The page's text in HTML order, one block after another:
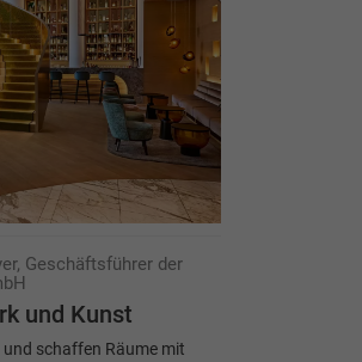
Geschäftsführer der
und Kunst
schaffen Räume mit